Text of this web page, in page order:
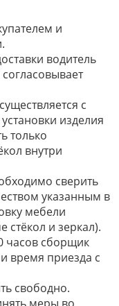
и
водитель
с
изделия
только
внутри
сверить
указанным в
мебели
стёкол и зеркал).
часов сборщик
время приезда с
свободно.